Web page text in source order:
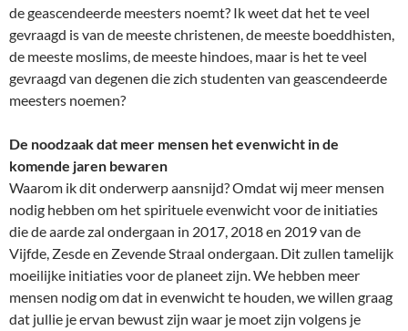
de geascendeerde meesters noemt? Ik weet dat het te veel
gevraagd is van de meeste christenen, de meeste boeddhisten,
de meeste moslims, de meeste hindoes, maar is het te veel
gevraagd van degenen die zich studenten van geascendeerde
meesters noemen?
De noodzaak dat meer mensen het evenwicht in de
komende jaren bewaren
Waarom ik dit onderwerp aansnijd? Omdat wij meer mensen
nodig hebben om het spirituele evenwicht voor de initiaties
die de aarde zal ondergaan in 2017, 2018 en 2019 van de
Vijfde, Zesde en Zevende Straal ondergaan. Dit zullen tamelijk
moeilijke initiaties voor de planeet zijn. We hebben meer
mensen nodig om dat in evenwicht te houden, we willen graag
dat jullie je ervan bewust zijn waar je moet zijn volgens je